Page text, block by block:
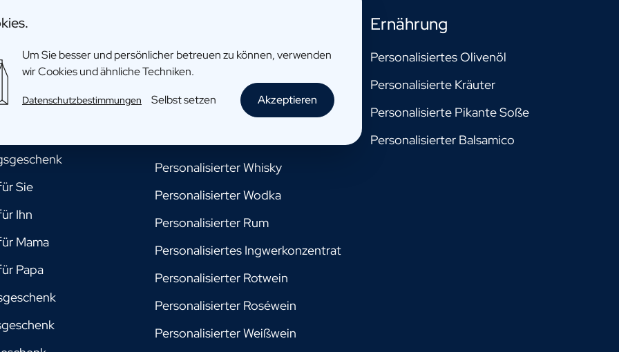
Um Sie besser und persönlicher betreuen zu können, verwenden
wir Cookies und ähnliche Techniken.
Datenschutzbestimmungen Selbst setzen Akzeptieren
Patin sein?
Pate sein? Geschenk
Trauzeuge sein?
Sie
Ihn
Mama
Papa
Personalisiertes Bier
Personalisierter Champagner
Personalisierter Gin
Personalisierter Whisky
Personalisierter Wodka
Personalisierter Rum
Personalisiertes Ingwerkonzentrat
Personalisierter Rotwein
Personalisierter Roséwein
Personalisierter Weißwein
Ernährung
Personalisiertes Olivenöl
Personalisierte Kräuter
Personalisierte Pikante Soße
Personalisierter Balsamico